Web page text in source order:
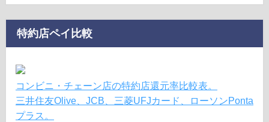
特約店ペイ比較
コンビニ・チェーン店の特約店還元率比較表。
三井住友Olive、JCB、三菱UFJカード、ローソンPonta
プラス。